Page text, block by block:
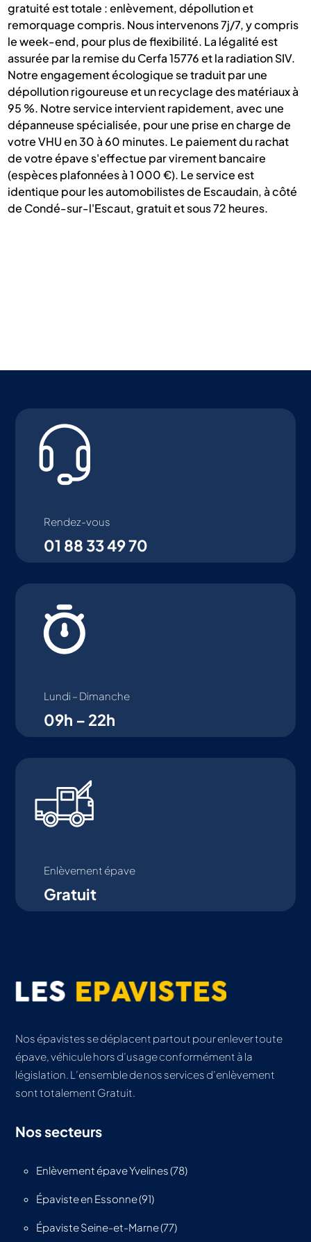
gratuité est totale : enlèvement, dépollution et
remorquage compris. Nous intervenons 7j/7, y compris
le week-end, pour plus de flexibilité. La légalité est
assurée par la remise du Cerfa 15776 et la radiation SIV.
Notre engagement écologique se traduit par une
dépollution rigoureuse et un recyclage des matériaux à
95 %. Notre service intervient rapidement, avec une
dépanneuse spécialisée, pour une prise en charge de
votre VHU en 30 à 60 minutes. Le paiement du rachat
de votre épave s'effectue par virement bancaire
(espèces plafonnées à 1 000 €). Le service est
identique pour les automobilistes de Escaudain, à côté
de Condé-sur-l'Escaut, gratuit et sous 72 heures.
Rendez-vous
01 88 33 49 70
Lundi – Dimanche
09h – 22h
Enlèvement épave
Gratuit
Nos épavistes se déplacent partout pour enlever toute
épave, véhicule hors d’usage conformément à la
législation. L’ensemble de nos services d’enlèvement
sont totalement Gratuit.
Nos secteurs
Enlèvement épave Yvelines (78)
Épaviste en Essonne (91)
Épaviste Seine-et-Marne (77)